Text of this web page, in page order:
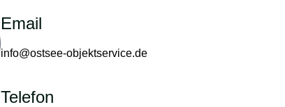
Email
info@ostsee-objektservice.de
Telefon